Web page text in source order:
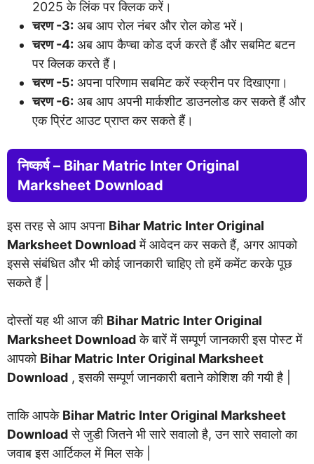
2025 के लिंक पर क्लिक करें।
चरण -3: अब आप रोल नंबर और रोल कोड भरें।
चरण -4: अब आप कैप्चा कोड दर्ज करते हैं और सबमिट बटन
पर क्लिक करते हैं।
चरण -5: अपना परिणाम सबमिट करें स्क्रीन पर दिखाएगा।
चरण -6: अब आप अपनी मार्कशीट डाउनलोड कर सकते हैं और
एक प्रिंट आउट प्राप्त कर सकते हैं।
निष्कर्ष – Bihar Matric Inter Original
Marksheet Download
इस तरह से आप अपना Bihar Matric Inter Original
Marksheet Downloadमें आवेदन कर सकते हैं, अगर आपको
इससे संबंधित और भी कोई जानकारी चाहिए तो हमें कमेंट करके पूछ
सकते हैं |
दोस्तों यह थी आज की Bihar Matric Inter Original
Marksheet Downloadके बारें में सम्पूर्ण जानकारी इस पोस्ट में
आपको Bihar Matric Inter Original Marksheet
Download , इसकी सम्पूर्ण जानकारी बताने कोशिश की गयी है |
ताकि आपके Bihar Matric Inter Original Marksheet
Downloadसे जुडी जितने भी सारे सवालो है, उन सारे सवालो का
जवाब इस आर्टिकल में मिल सके |